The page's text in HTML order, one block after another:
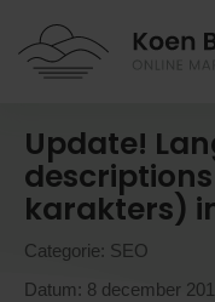
Update!
karakters)
Categorie: SEO
Datum: 8 december